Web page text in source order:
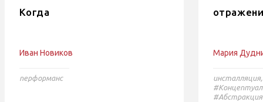
Когда
Иван Новиков
перформанс
Мария
инсталляция
#Абстракция